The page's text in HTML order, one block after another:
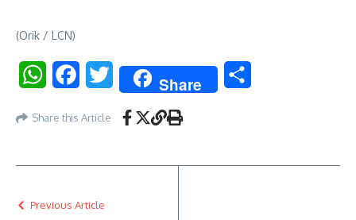
(Orik / LCN)
WhatsAppFacebookTwitter Share
Share this Article
Previous Article